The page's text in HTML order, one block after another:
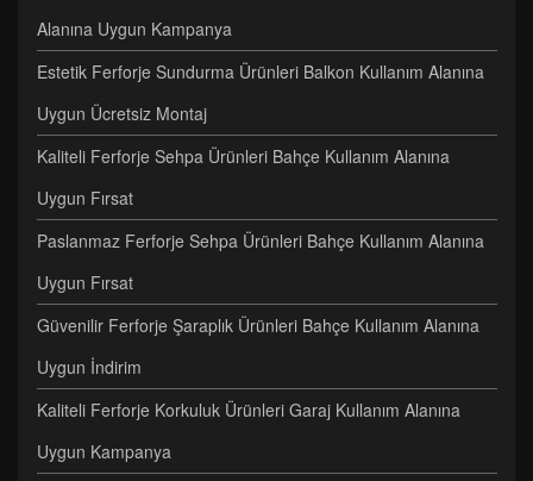
Alanına Uygun Kampanya
Estetik Ferforje Sundurma Ürünleri Balkon Kullanım Alanına
Uygun Ücretsiz Montaj
Kaliteli Ferforje Sehpa Ürünleri Bahçe Kullanım Alanına
Uygun Fırsat
Paslanmaz Ferforje Sehpa Ürünleri Bahçe Kullanım Alanına
Uygun Fırsat
Güvenilir Ferforje Şaraplık Ürünleri Bahçe Kullanım Alanına
Uygun İndirim
Kaliteli Ferforje Korkuluk Ürünleri Garaj Kullanım Alanına
Uygun Kampanya